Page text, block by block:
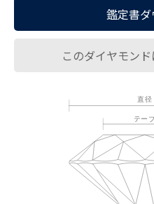
鑑定書
このダイヤモン